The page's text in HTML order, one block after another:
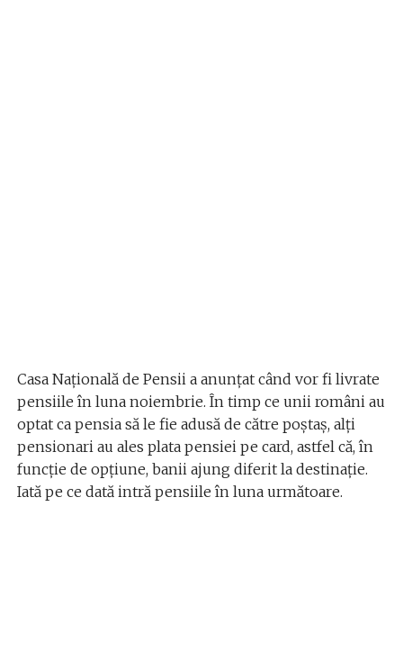
Casa Națională de Pensii a anunțat când vor fi livrate
pensiile în luna noiembrie. În timp ce unii români au
optat ca pensia să le fie adusă de către poștaș, alți
pensionari au ales plata pensiei pe card, astfel că, în
funcție de opțiune, banii ajung diferit la destinaţie.
Iată pe ce dată intră pensiile în luna următoare.